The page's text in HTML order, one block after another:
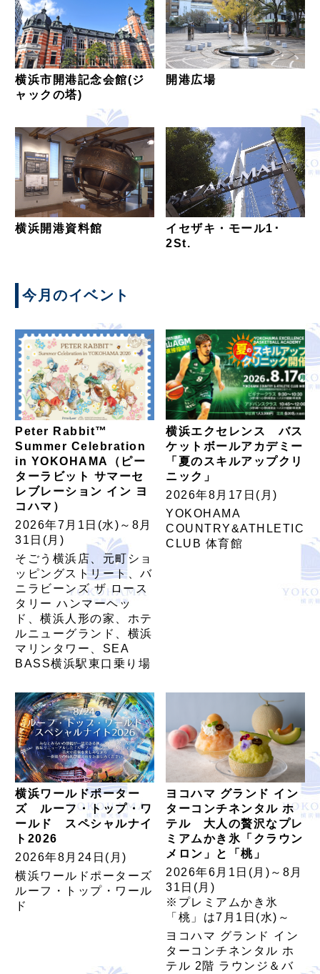
横浜市開港記念会館(ジ
ャックの塔)
開港広場
横浜開港資料館
イセザキ・モール1･
2St.
今月のイベント
Peter Rabbit™
Summer Celebration
in YOKOHAMA（ピー
ターラビット サマーセ
レブレーション イン ヨ
コハマ）
2026年7月1日(水)～8月
31日(月)
そごう横浜店、元町ショ
ッピングストリート、バ
ニラビーンズ ザ ロース
タリー ハンマーヘッ
ド、横浜人形の家、ホテ
ルニューグランド、横浜
マリンタワー、SEA
BASS横浜駅東口乗り場
横浜エクセレンス バス
ケットボールアカデミー
「夏のスキルアップクリ
ニック」
2026年8月17日(月)
YOKOHAMA
COUNTRY&ATHLETIC
CLUB 体育館
横浜ワールドポーター
ズ ルーフ・トップ・ワ
ールド スペシャルナイ
ト2026
2026年8月24日(月)
横浜ワールドポーターズ
ルーフ・トップ・ワール
ド
ヨコハマ グランド イン
ターコンチネンタル ホ
テル 大人の贅沢なプレ
ミアムかき氷「クラウン
メロン」と「桃」
2026年6月1日(月)～8月
31日(月)
※プレミアムかき氷
「桃」は7月1日(水)～
ヨコハマ グランド イン
ターコンチネンタル ホ
テル 2階 ラウンジ＆バ